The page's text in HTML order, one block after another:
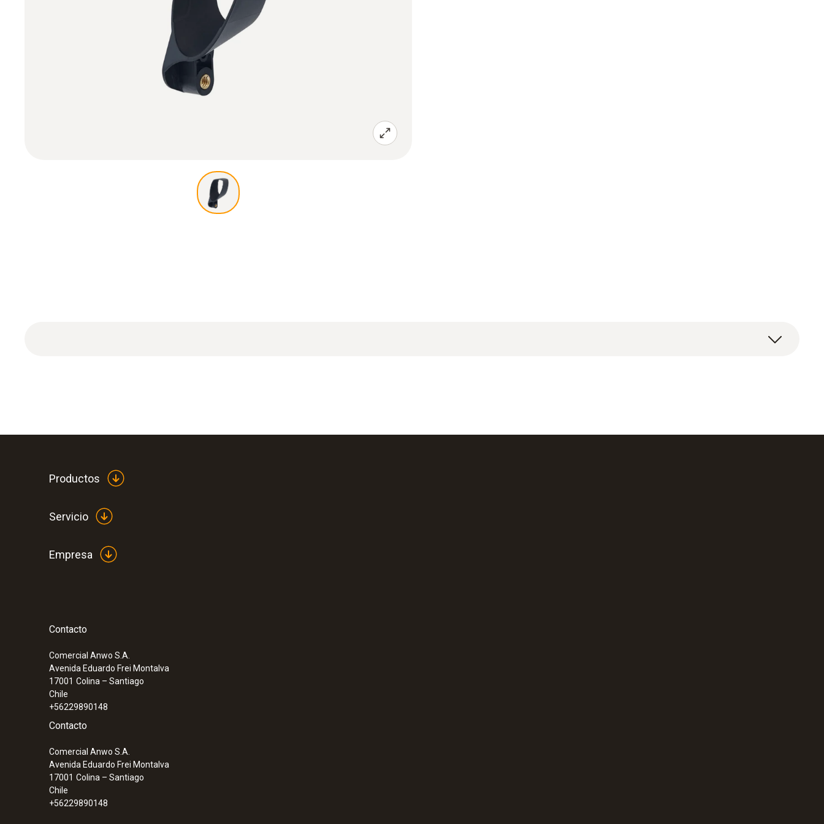
:0560 8353
medición de humedad
Productos
Servicio
Empresa
Contacto
Comercial Anwo S.A.
Avenida Eduardo Frei Montalva
17001 Colina – Santiago
Chile
+56229890148
Contacto
Comercial Anwo S.A.
Avenida Eduardo Frei Montalva
17001 Colina – Santiago
Chile
+56229890148